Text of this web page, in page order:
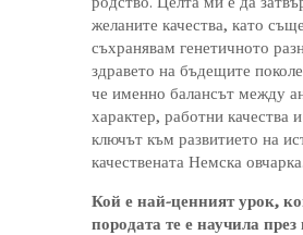
желаните качества, като
съхранявам генетичното
здравето на бъдещите
че именно балансът между
характер, работни качества
ключът към развитието на
качествената Немска овчарка.
Кой е най-ценният урок,
породата те е научила през